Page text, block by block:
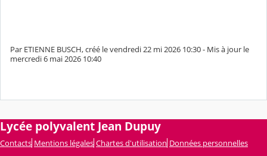
Par ETIENNE BUSCH, créé le vendredi 22 mi 2026 10:30 - Mis à jour le
mercredi 6 mai 2026 10:40
Lycée polyvalent Jean Dupuy
Contacts Mentions légales Chartes d'utilisation Données personnelles